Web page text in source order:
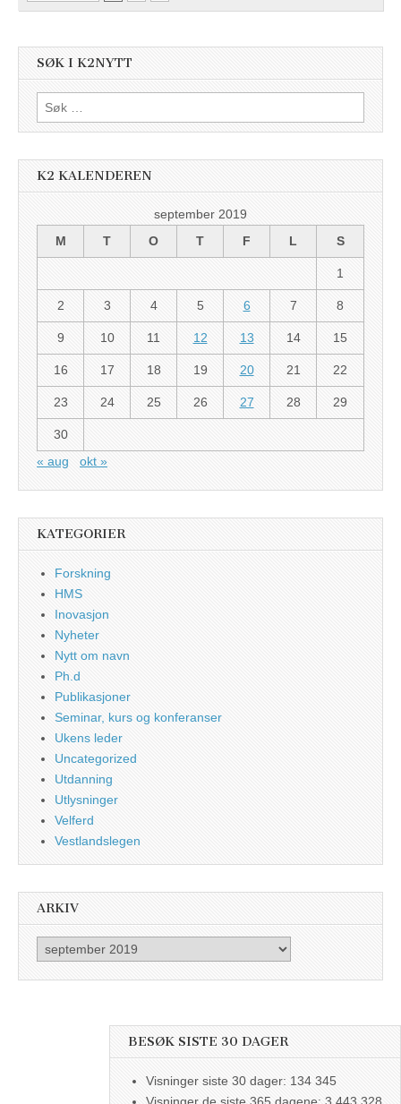
SØK I K2NYTT
Søk
etter:
K2 KALENDEREN
september 2019
M
T O T F L S
1
2 3 4 5 6 7 8
9 10 11 12 13 14 15
16 17 18 19 20 21 22
23 24 25 26 27 28 29
30
« aug
okt »
KATEGORIER
Forskning
HMS
Inovasjon
Nyheter
Nytt om navn
Ph.d
Publikasjoner
Seminar, kurs og konferanser
Ukens leder
Uncategorized
Utdanning
Utlysninger
Velferd
Vestlandslegen
ARKIV
Arkiv
BESØK SISTE 30 DAGER
Visninger siste 30 dager: 134 345